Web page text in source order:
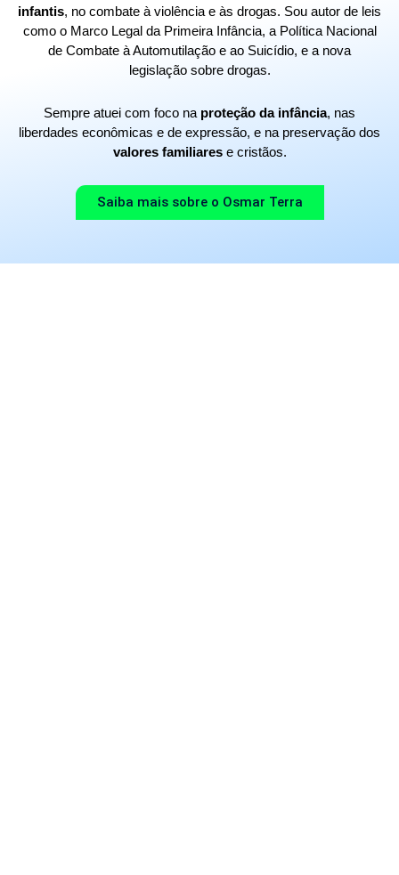
infantis, no combate à violência e às drogas. Sou autor de leis
como o Marco Legal da Primeira Infância, a Política Nacional
de Combate à Automutilação e ao Suicídio, e a nova
legislação sobre drogas.
Sempre atuei com foco na proteção da infância, nas
liberdades econômicas e de expressão, e na preservação dos
valores familiarese cristãos.
Saiba mais sobre o Osmar Terra